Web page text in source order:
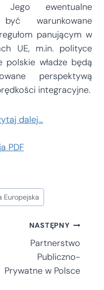
ewentualne
warunkowane
panującym w
UE, m.in. polityce
polskie władze będą
perspektywą
integracyjne.
dalej…
PDF
Europejska
NASTĘPNY
Partnerstwo
Publiczno-
Prywatne w Polsce